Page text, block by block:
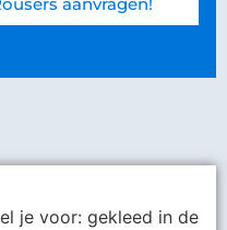
je voor: gekleed in de